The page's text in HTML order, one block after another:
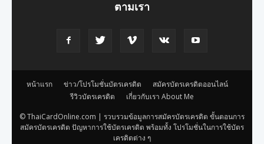
ตามเรา
หน้าแรก ข่าว/โปรโมชั่นบัตรเครดิต
สมัครบัตรเครดิตออนไลน์
รีวิวบัตรเครดิต
เกี่ยวกับเรา About Me
© ThaiCardOnline.com | รวบรวมข้อมูลการสมัครบัตรเครดิต ขั้นตอนการ
สมัครบัตรเครดิต ปัญหาการใช้บัตรเครดิต พร้อมทั้ง โปรโมชั่นในการใช้บัตร
เครดิตต่าง ๆ